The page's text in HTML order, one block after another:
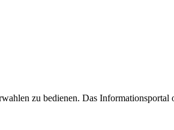
zu bedienen. Das Informationsportal